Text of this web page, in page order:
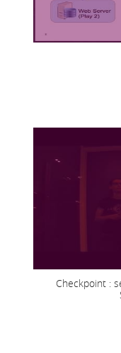
Checkpoint :